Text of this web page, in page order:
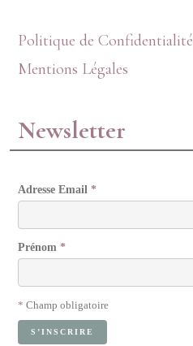
Politique de Confidentialité
Mentions Légales
Newsletter
Adresse Email*
Prénom*
* Champ obligatoire